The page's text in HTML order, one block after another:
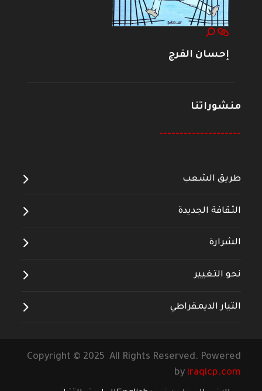
إحسان الفرج
منشوراتنا
--------------------
طريق الشعب
الثقافة الجديدة
الشرارة
نحو التغيير
التيار الديمقراطي
Copyright © 2025 All Rights Reserved. Powered
by iraqicp.com